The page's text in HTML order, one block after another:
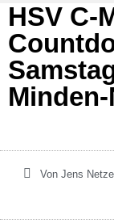
HSV C-
VonJens